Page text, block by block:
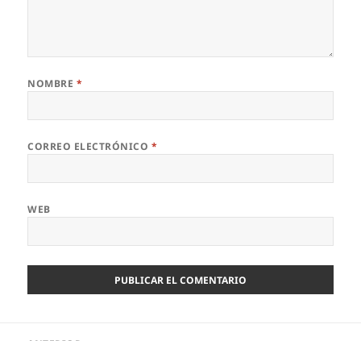
NOMBRE *
CORREO ELECTRÓNICO *
WEB